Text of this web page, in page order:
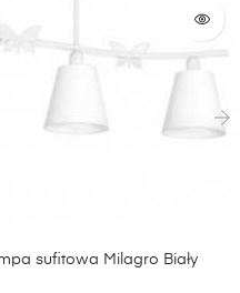
sufitowa Milagro Biały